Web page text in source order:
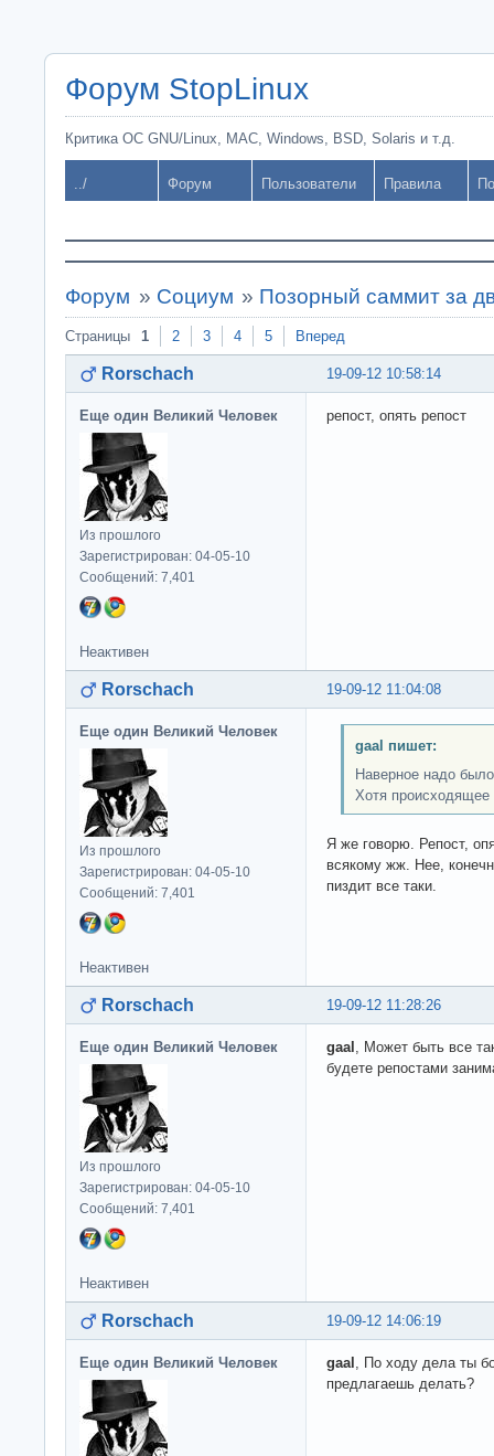
Форум StopLinux
Критика ОС GNU/Linux, MAC, Windows, BSD, Solaris и т.д.
../ Форум Пользователи Правила
Форум » Социум » Позорный саммит за
Страницы 1 2 3 4 5 Вперед
19-09-12 10:58:14
Rorschach
Еще один Великий Человек
Из прошлого
Зарегистрирован: 04-05-10
Сообщений: 7,401
репост, опять репост
Неактивен
19-09-12 11:04:08
Rorschach
Еще один Великий Человек
Из прошлого
Зарегистрирован: 04-05-10
Сообщений: 7,401
gaal пишет:
Наверное надо
Хотя происходящее
Я же говорю. Репост,
всякому жж. Нее,
пиздит все таки.
Неактивен
19-09-12 11:28:26
Rorschach
Еще один Великий Человек
Из прошлого
Зарегистрирован: 04-05-10
Сообщений: 7,401
gaal
, Может быть все
будете репостами
Неактивен
19-09-12 14:06:19
Rorschach
Еще один Великий Человек gaal
, По ходу дела ты
предлагаешь делать?